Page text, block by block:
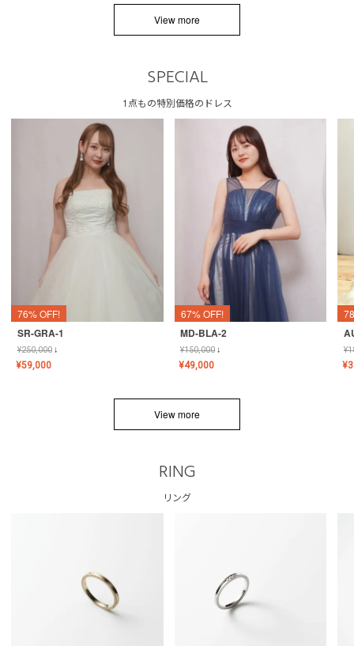
View more
SPECIAL
1点もの特別価格のドレス
76% OFF!
SR-GRA-1
¥250,000↓
¥59,000
67% OFF!
MD-BLA-2
¥150,000↓
¥49,000
¥
¥
View more
RING
リング